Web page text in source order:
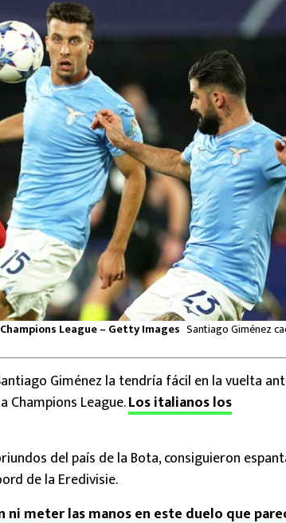
League – Getty Images Santiago Giménez
Giménez la tendría fácil en la vuelta
Champions League.Los italianos los
del país de la Bota, consiguieron
de la Eredivisie.
meter las manos en este duelo que